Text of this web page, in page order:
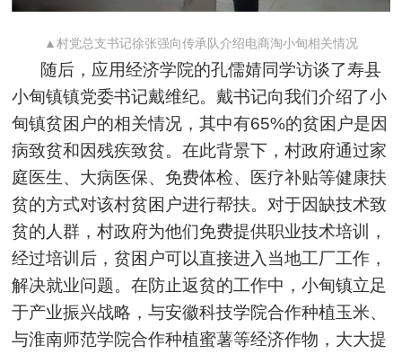
▲村党总支书记徐张强向传承队介绍电商淘小甸相关情况
随后，应用经济学院的孔儒婧同学访谈了寿县
小甸镇镇党委书记戴维纪。戴书记向我们介绍了小
甸镇贫困户的相关情况，其中有65%的贫困户是因
病致贫和因残疾致贫。在此背景下，村政府通过家
庭医生、大病医保、免费体检、医疗补贴等健康扶
贫的方式对该村贫困户进行帮扶。对于因缺技术致
贫的人群，村政府为他们免费提供职业技术培训，
经过培训后，贫困户可以直接进入当地工厂工作，
解决就业问题。在防止返贫的工作中，小甸镇立足
于产业振兴战略，与安徽科技学院合作种植玉米、
与淮南师范学院合作种植蜜薯等经济作物，大大提